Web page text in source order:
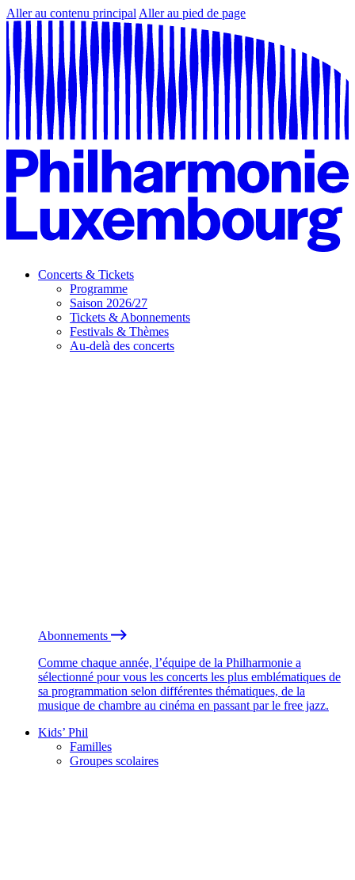
Aller au contenu principal Aller au pied de page
Concerts & Tickets
Programme
Saison 2026/27
Tickets & Abonnements
Festivals & Thèmes
Au-delà des concerts
Abonnements
Comme chaque année, l’équipe de la Philharmonie a
sélectionné pour vous les concerts les plus emblématiques de
sa programmation selon différentes thématiques, de la
musique de chambre au cinéma en passant par le free jazz.
Kids’ Phil
Familles
Groupes scolaires